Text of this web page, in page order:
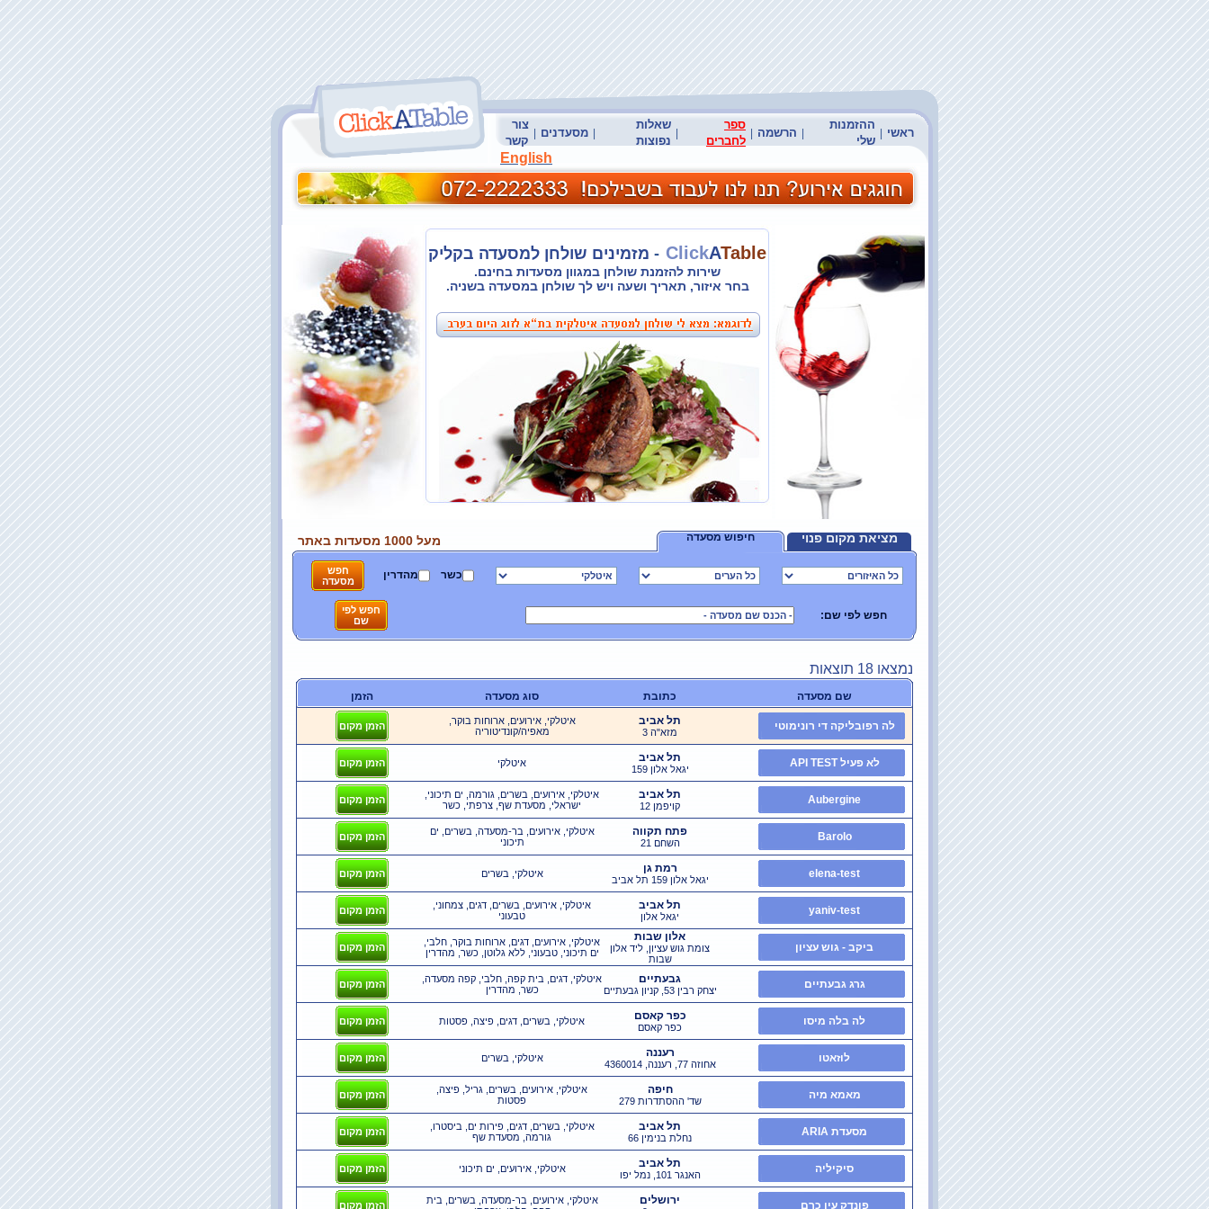
ראשי
ההזמנות
שלי
הרשמה
ספר
לחברים
שאלות
נפוצות
מסעדנים
צור
קשר
English
ClickATable
- מזמינים שולחן למסעדה בקליק
שירות להזמנת שולחן במגוון מסעדות בחינם.
בחר איזור, תאריך ושעה ויש לך שולחן במסעדה בשניה.
מציאת מקום פנוי חיפוש מסעדה מעל 1000 מסעדות באתר
כשר מהדרין
חפש לפי שם:
נמצאו 18 תוצאות
שם מסעדה כתובת סוג מסעדה הזמן
לה רפובליקה די רונימוטי תל אביב
מזא"ה 3
איטלקי, אירועים, ארוחות בוקר,
מאפיה/קונדיטוריה
לא פעיל API TEST תל אביב
יגאל אלון 159
איטלקי
Aubergine תל אביב
קויפמן 12
איטלקי, אירועים, בשרים, גורמה, ים תיכוני,
ישראלי, מסעדת שף, צרפתי, כשר
Barolo פתח תקווה
השחם 21
איטלקי, אירועים, בר-מסעדה, בשרים, ים
תיכוני
elena-test רמת גן
יגאל אלון 159 תל אביב
איטלקי, בשרים
yaniv-test תל אביב
יגאל אלון
איטלקי, אירועים, בשרים, דגים, צמחוני,
טבעוני
ביקב - גוש עציון
אלון שבות
צומת גוש עציון, ליד אלון
שבות
איטלקי, אירועים, דגים, ארוחות בוקר, חלבי,
ים תיכוני, טבעוני, ללא גלוטן, כשר, מהדרין
גרג גבעתיים גבעתיים
יצחק רבין 53, קניון גבעתיים
איטלקי, דגים, בית קפה, חלבי, קפה מסעדה,
כשר, מהדרין
לה בלה מיסו כפר קאסם
כפר קאסם
איטלקי, בשרים, דגים, פיצה, פסטות
לוזאטו רעננה
אחוזה 77, רעננה, 4360014
איטלקי, בשרים
מאמא מיה חיפה
שד' ההסתדרות 279
איטלקי, אירועים, בשרים, גריל, פיצה,
פסטות
מסעדת ARIA תל אביב
נחלת בנימין 66
איטלקי, בשרים, דגים, פירות ים, ביסטרו,
גורמה, מסעדת שף
סיקיליה תל אביב
האנגר 101, נמל יפו
איטלקי, אירועים, ים תיכוני
פונדק עין כרם ירושלים
איטלקי, אירועים, בר-מסעדה, בשרים, בית